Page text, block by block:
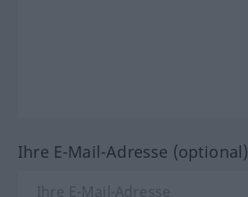
Ihre E-Mail-Adresse (optional)